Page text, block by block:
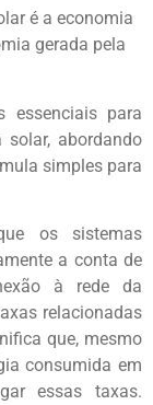
é a economia
gerada pela
essenciais para
abordando
simples para
os sistemas
a conta de
à rede da
relacionadas
que, mesmo
consumida em
essas taxas.